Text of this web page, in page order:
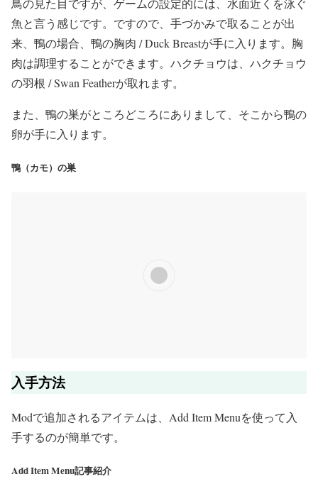
鳥の見た目ですが、ゲームの設定的には、水面近くを泳ぐ
魚と言う感じです。ですので、手づかみで取ることが出
来、鴨の場合、鴨の胸肉 / Duck Breastが手に入ります。胸
肉は調理することができます。ハクチョウは、ハクチョウ
の羽根 / Swan Featherが取れます。
また、鴨の巣がところどころにありまして、そこから鴨の
卵が手に入ります。
鴨（カモ）の巣
入手方法
Modで追加されるアイテムは、Add Item Menuを使って入
手するのが簡単です。
Add Item Menu記事紹介